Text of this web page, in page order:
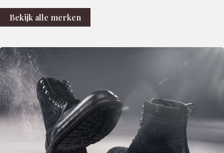
Bekijk alle merken